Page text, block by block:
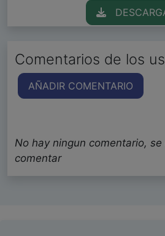
Comentarios de los
AÑADIR COMENTARIO
No hay ningun comentario,
comentar